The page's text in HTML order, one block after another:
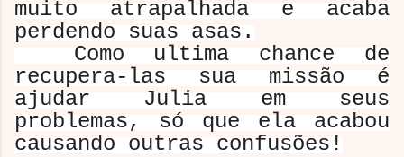
muito atrapalhada e acaba
perdendo suas asas.
Como ultima chance de
recupera-las sua missão é
ajudar Julia em seus
problemas, só que ela acabou
causando outras confusões!